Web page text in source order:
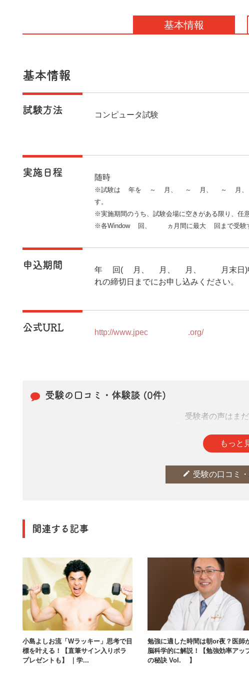
基本情報
基本情報
試験方法 コンピュータ試験
実施日程 随時
※試験は1年を1～3月、4～6月、7～9月、
す。
※実施期間のうち、試験会場に空きがある限り、任
※各Window1回、12ヵ月間に最大3回まで受験す
申込期間
年4回(2月、5月、8月、11月末日)申
れの締切日までにお申し込みください。
公式URL http://www.jpec2002.org/
受験の口コミ・体験談 (0件)
受験者の声はまだ
もっと
edit 受験の口コミ
関連する記事
小島よしお流「Wラッキー」思考で目
標を叶える！【直筆サイン入りポラ
プレゼントも】 ｜学...
勉強に適した時間は朝or夜？医師
脳科学的に解説！【勉強効率アッ
の秘訣 Vol.5】